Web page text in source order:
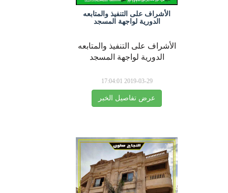
الأشراف على التنفيذ والمتابعه
الدورية لواجهة المسجد
الأشراف على التنفيذ والمتابعه
الدورية لواجهة المسجد
2019-03-29 17:04:01
عرض تفاصيل الخبر